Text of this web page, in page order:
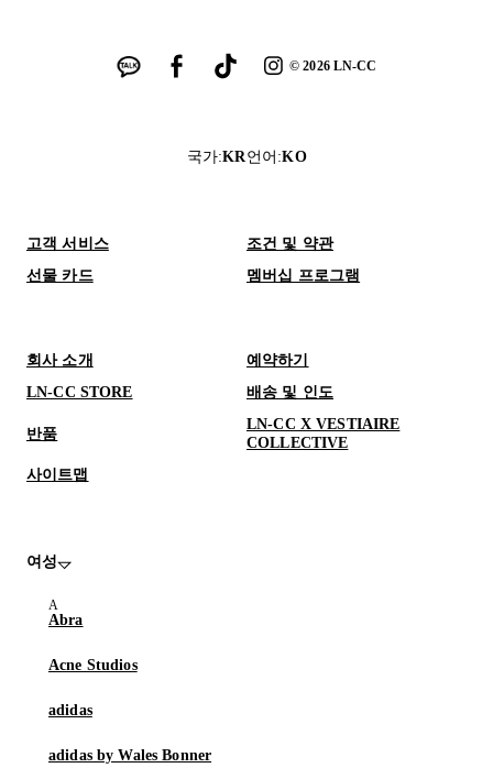
©2026LN-CC
국가:KR언어 :KO
고객 서비스
조건 및 약관
선물 카드
멤버십 프로그램
회사 소개
예약하기
LN-CC STORE
배송 및 인도
반품
LN-CC X VESTIAIRE
COLLECTIVE
사이트맵
여성
Abra
Acne Studios
adidas
adidas by Wales Bonner